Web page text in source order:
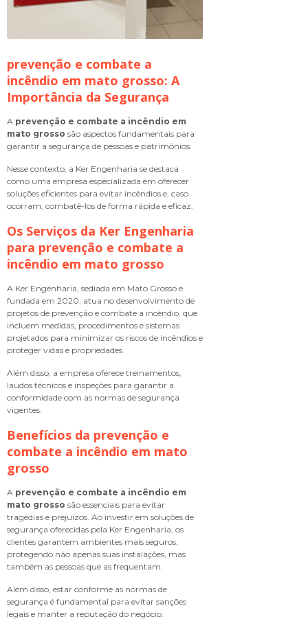
prevenção e combate a
incêndio em mato grosso: A
Importância da Segurança
A prevenção e combate a incêndio em
mato grosso são aspectos fundamentais para
garantir a segurança de pessoas e patrimônios.
Nesse contexto, a Ker Engenharia se destaca
como uma empresa especializada em oferecer
soluções eficientes para evitar incêndios e, caso
ocorram, combatê-los de forma rápida e eficaz.
Os Serviços da Ker Engenharia
para prevenção e combate a
incêndio em mato grosso
A Ker Engenharia, sediada em Mato Grosso e
fundada em 2020, atua no desenvolvimento de
projetos de prevenção e combate a incêndio, que
incluem medidas, procedimentos e sistemas
projetados para minimizar os riscos de incêndios e
proteger vidas e propriedades.
Além disso, a empresa oferece treinamentos,
laudos técnicos e inspeções para garantir a
conformidade com as normas de segurança
vigentes.
Benefícios da prevenção e
combate a incêndio em mato
grosso
A prevenção e combate a incêndio em
mato grosso são essenciais para evitar
tragédias e prejuízos. Ao investir em soluções de
segurança oferecidas pela Ker Engenharia, os
clientes garantem ambientes mais seguros,
protegendo não apenas suas instalações, mas
também as pessoas que as frequentam.
Além disso, estar conforme as normas de
segurança é fundamental para evitar sanções
legais e manter a reputação do negócio.